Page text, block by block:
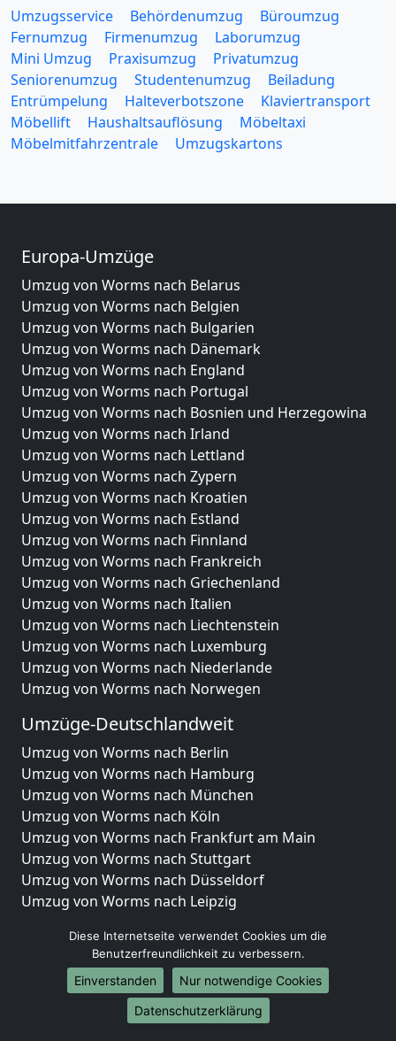
Umzugsservice Behördenumzug
Büroumzug
Fernumzug
Firmenumzug
Laborumzug
Mini Umzug
Praxisumzug
Privatumzug
Seniorenumzug
Studentenumzug
Beiladung
Entrümpelung
Halteverbotszone
Klaviertransport
Möbellift
Haushaltsauflösung
Möbeltaxi
Möbelmitfahrzentrale
Umzugskartons
Europa-Umzüge
Umzug von Worms nach Belarus
Umzug von Worms nach Belgien
Umzug von Worms nach Bulgarien
Umzug von Worms nach Dänemark
Umzug von Worms nach England
Umzug von Worms nach Portugal
Umzug von Worms nach Bosnien und Herzegowina
Umzug von Worms nach Irland
Umzug von Worms nach Lettland
Umzug von Worms nach Zypern
Umzug von Worms nach Kroatien
Umzug von Worms nach Estland
Umzug von Worms nach Finnland
Umzug von Worms nach Frankreich
Umzug von Worms nach Griechenland
Umzug von Worms nach Italien
Umzug von Worms nach Liechtenstein
Umzug von Worms nach Luxemburg
Umzug von Worms nach Niederlande
Umzug von Worms nach Norwegen
Umzüge-Deutschlandweit
Umzug von Worms nach Berlin
Umzug von Worms nach Hamburg
Umzug von Worms nach München
Umzug von Worms nach Köln
Umzug von Worms nach Frankfurt am Main
Umzug von Worms nach Stuttgart
Umzug von Worms nach Düsseldorf
Umzug von Worms nach Leipzig
Umzug von Worms nach Essen
Umzug von Worms nach Bremen
Umzug von Worms nach Dresden
Umzug von Worms nach Hannover
Umzug von Worms nach Nürnberg
Diese Internetseite verwendet Cookies um die
Benutzerfreundlichkeit zu verbessern.
Einverstanden
Nur notwendige Cookies
Datenschutzerklärung